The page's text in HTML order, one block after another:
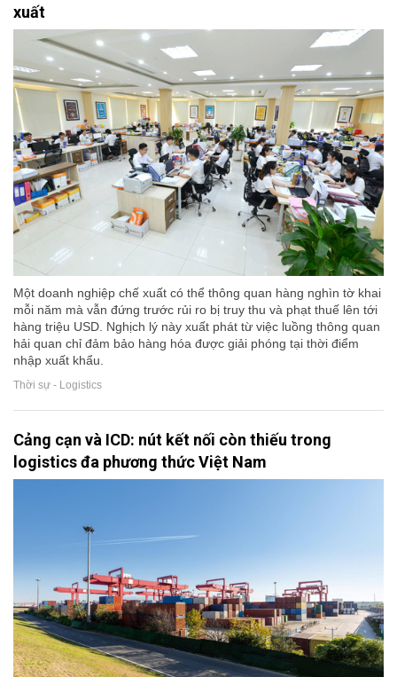
xuất
Một doanh nghiệp chế xuất có thể thông quan hàng nghìn tờ khai
mỗi năm mà vẫn đứng trước rủi ro bị truy thu và phạt thuế lên tới
hàng triệu USD. Nghịch lý này xuất phát từ việc luồng thông quan
hải quan chỉ đảm bảo hàng hóa được giải phóng tại thời điểm
nhập xuất khẩu.
Thời sự - Logistics
Cảng cạn và ICD: nút kết nối còn thiếu trong
logistics đa phương thức Việt Nam